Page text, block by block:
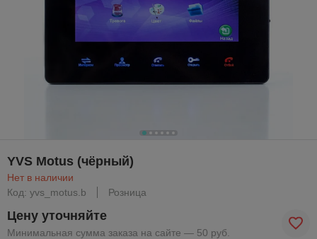
YVS Motus (чёрный)
Нет в наличии
Код: yvs_motus.b
Розница
Цену уточняйте
Минимальная сумма заказа на сайте — 50 руб.